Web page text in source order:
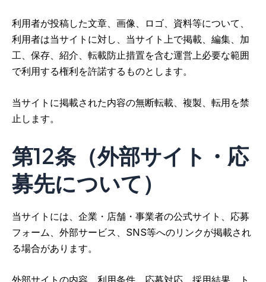
利用者が投稿した文章、画像、ロゴ、資料等について、
利用者は当サイトに対し、当サイト上で掲載、編集、加
工、保存、紹介、転載防止措置を含む運営上必要な範囲
で利用する権利を許諾するものとします。
当サイトに掲載された内容の無断転載、複製、転用を禁
止します。
第12条（外部サイト・応
募先について）
当サイトには、企業・店舗・事業者の公式サイト、応募
フォーム、外部サービス、SNS等へのリンクが掲載され
る場合があります。